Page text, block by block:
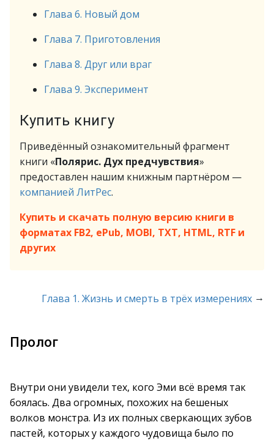
Глава 6. Новый дом
Глава 7. Приготовления
Глава 8. Друг или враг
Глава 9. Эксперимент
Купить книгу
Приведённый ознакомительный фрагмент
книги «Полярис. Дух предчувствия»
предоставлен нашим книжным партнёром —
компанией ЛитРес.
Купить и скачать полную версию книги в
форматах FB2, ePub, MOBI, TXT, HTML, RTF и
других
Глава 1. Жизнь и смерть в трёх измерениях →
Пролог
Внутри они увидели тех, кого Эми всё время так
боялась. Два огромных, похожих на бешеных
волков монстра. Из их полных сверкающих зубов
пастей, которых у каждого чудовища было по